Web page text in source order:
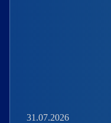
31.07.2026